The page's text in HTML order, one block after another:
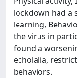
lockdown had a
learning,
the virus in
found a
echolalia,
behaviors.